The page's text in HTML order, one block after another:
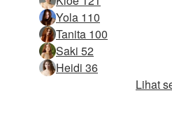
Yola 110
Tanita 100
Saki 52
Heidi 36
Lihat